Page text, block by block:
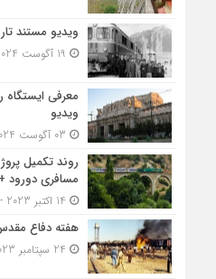
ویدیو مستند
معرفی ایستگاه
ویدیو
روند تکمیل
مسافری دورود
هفته دفاع